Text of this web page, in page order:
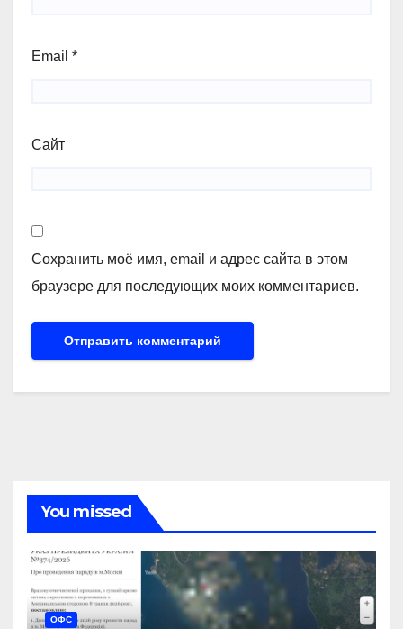
Email *
Сайт
Сохранить моё имя, email и адрес сайта в этом
браузере для последующих моих комментариев.
You missed
ОФС